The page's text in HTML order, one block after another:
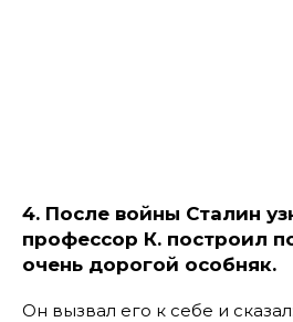
4. После войны Сталин
профессор К. построил
очень дорогой особняк.
Он вызвал его к себе и